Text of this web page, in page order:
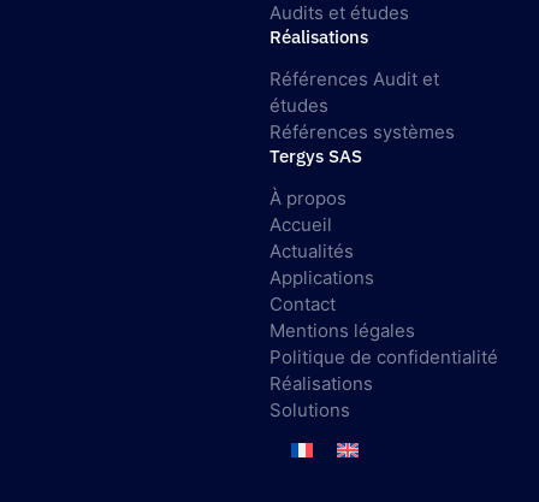
Audits et études
Réalisations
Références Audit et
études
Références systèmes
Tergys SAS
À propos
Accueil
Actualités
Applications
Contact
Mentions légales
Politique de confidentialité
Réalisations
Solutions